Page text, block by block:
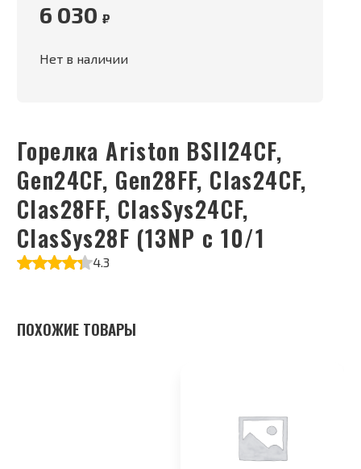
Горелка Ariston BSII24CF,
Gen24СF, Gen28FF, Clas24CF,
Clas28FF, ClasSys24CF,
ClasSys28F (13NP с 10/1
4.3
6 030 ₽
Нет в наличии
ПОХОЖИЕ ТОВАРЫ